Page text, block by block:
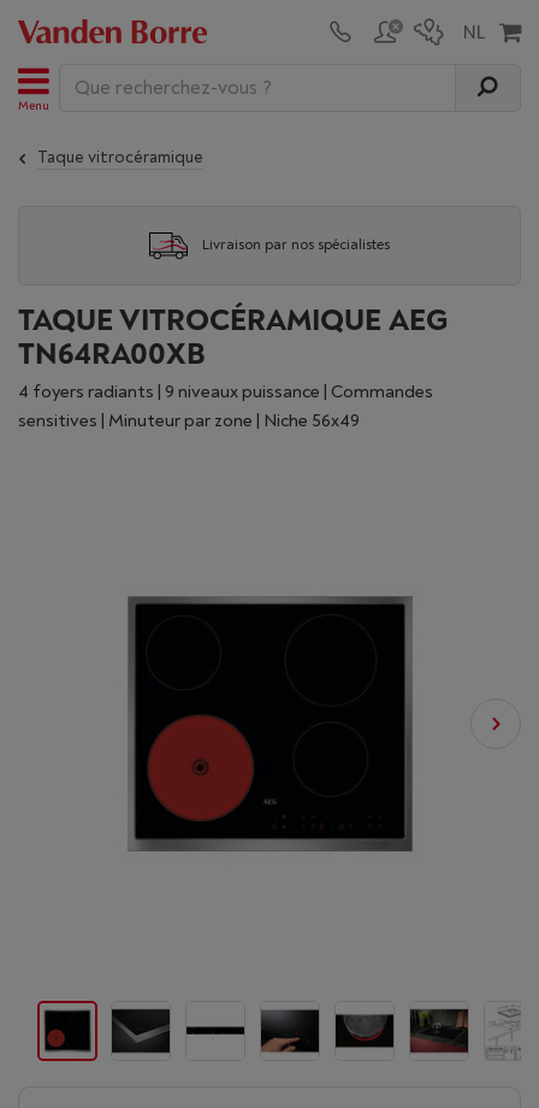
Menu
Taque vitrocéramique
Livraison par nos spécialistes
TAQUE VITROCÉRAMIQUE AEG
TN64RA00XB
4 foyers radiants | 9 niveaux puissance | Commandes
sensitives | Minuteur par zone | Niche 56x49